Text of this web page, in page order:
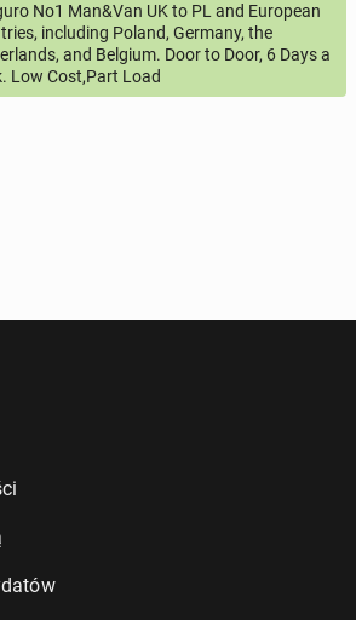
No1 Man&Van UK to PL and European
including Poland, Germany, the
and Belgium. Door to Door, 6 Days a
Low Cost,Part Load